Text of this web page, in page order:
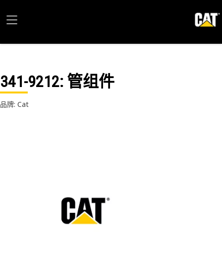
341-9212: 管组件
品牌: Cat